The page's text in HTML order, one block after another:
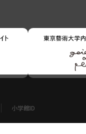
小学館ID